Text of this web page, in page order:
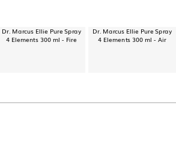
Dr. Marcus Ellie Pure Spray
4 Elements 300 ml - Fire
Dr. Marcus Ellie Pure Spray
4 Elements 300 ml - Air